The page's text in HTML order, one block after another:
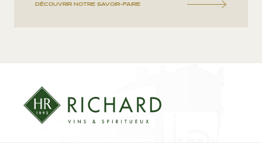
DÉCOUVRIR NOTRE SAVOIR-FAIRE